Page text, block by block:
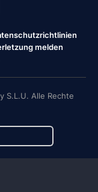
melden
S.L.U. Alle Rechte